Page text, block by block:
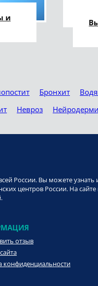
и
Бронхит
Невроз
России. Вы можете
центров России. На сайте
отзыв
конфиденциальности